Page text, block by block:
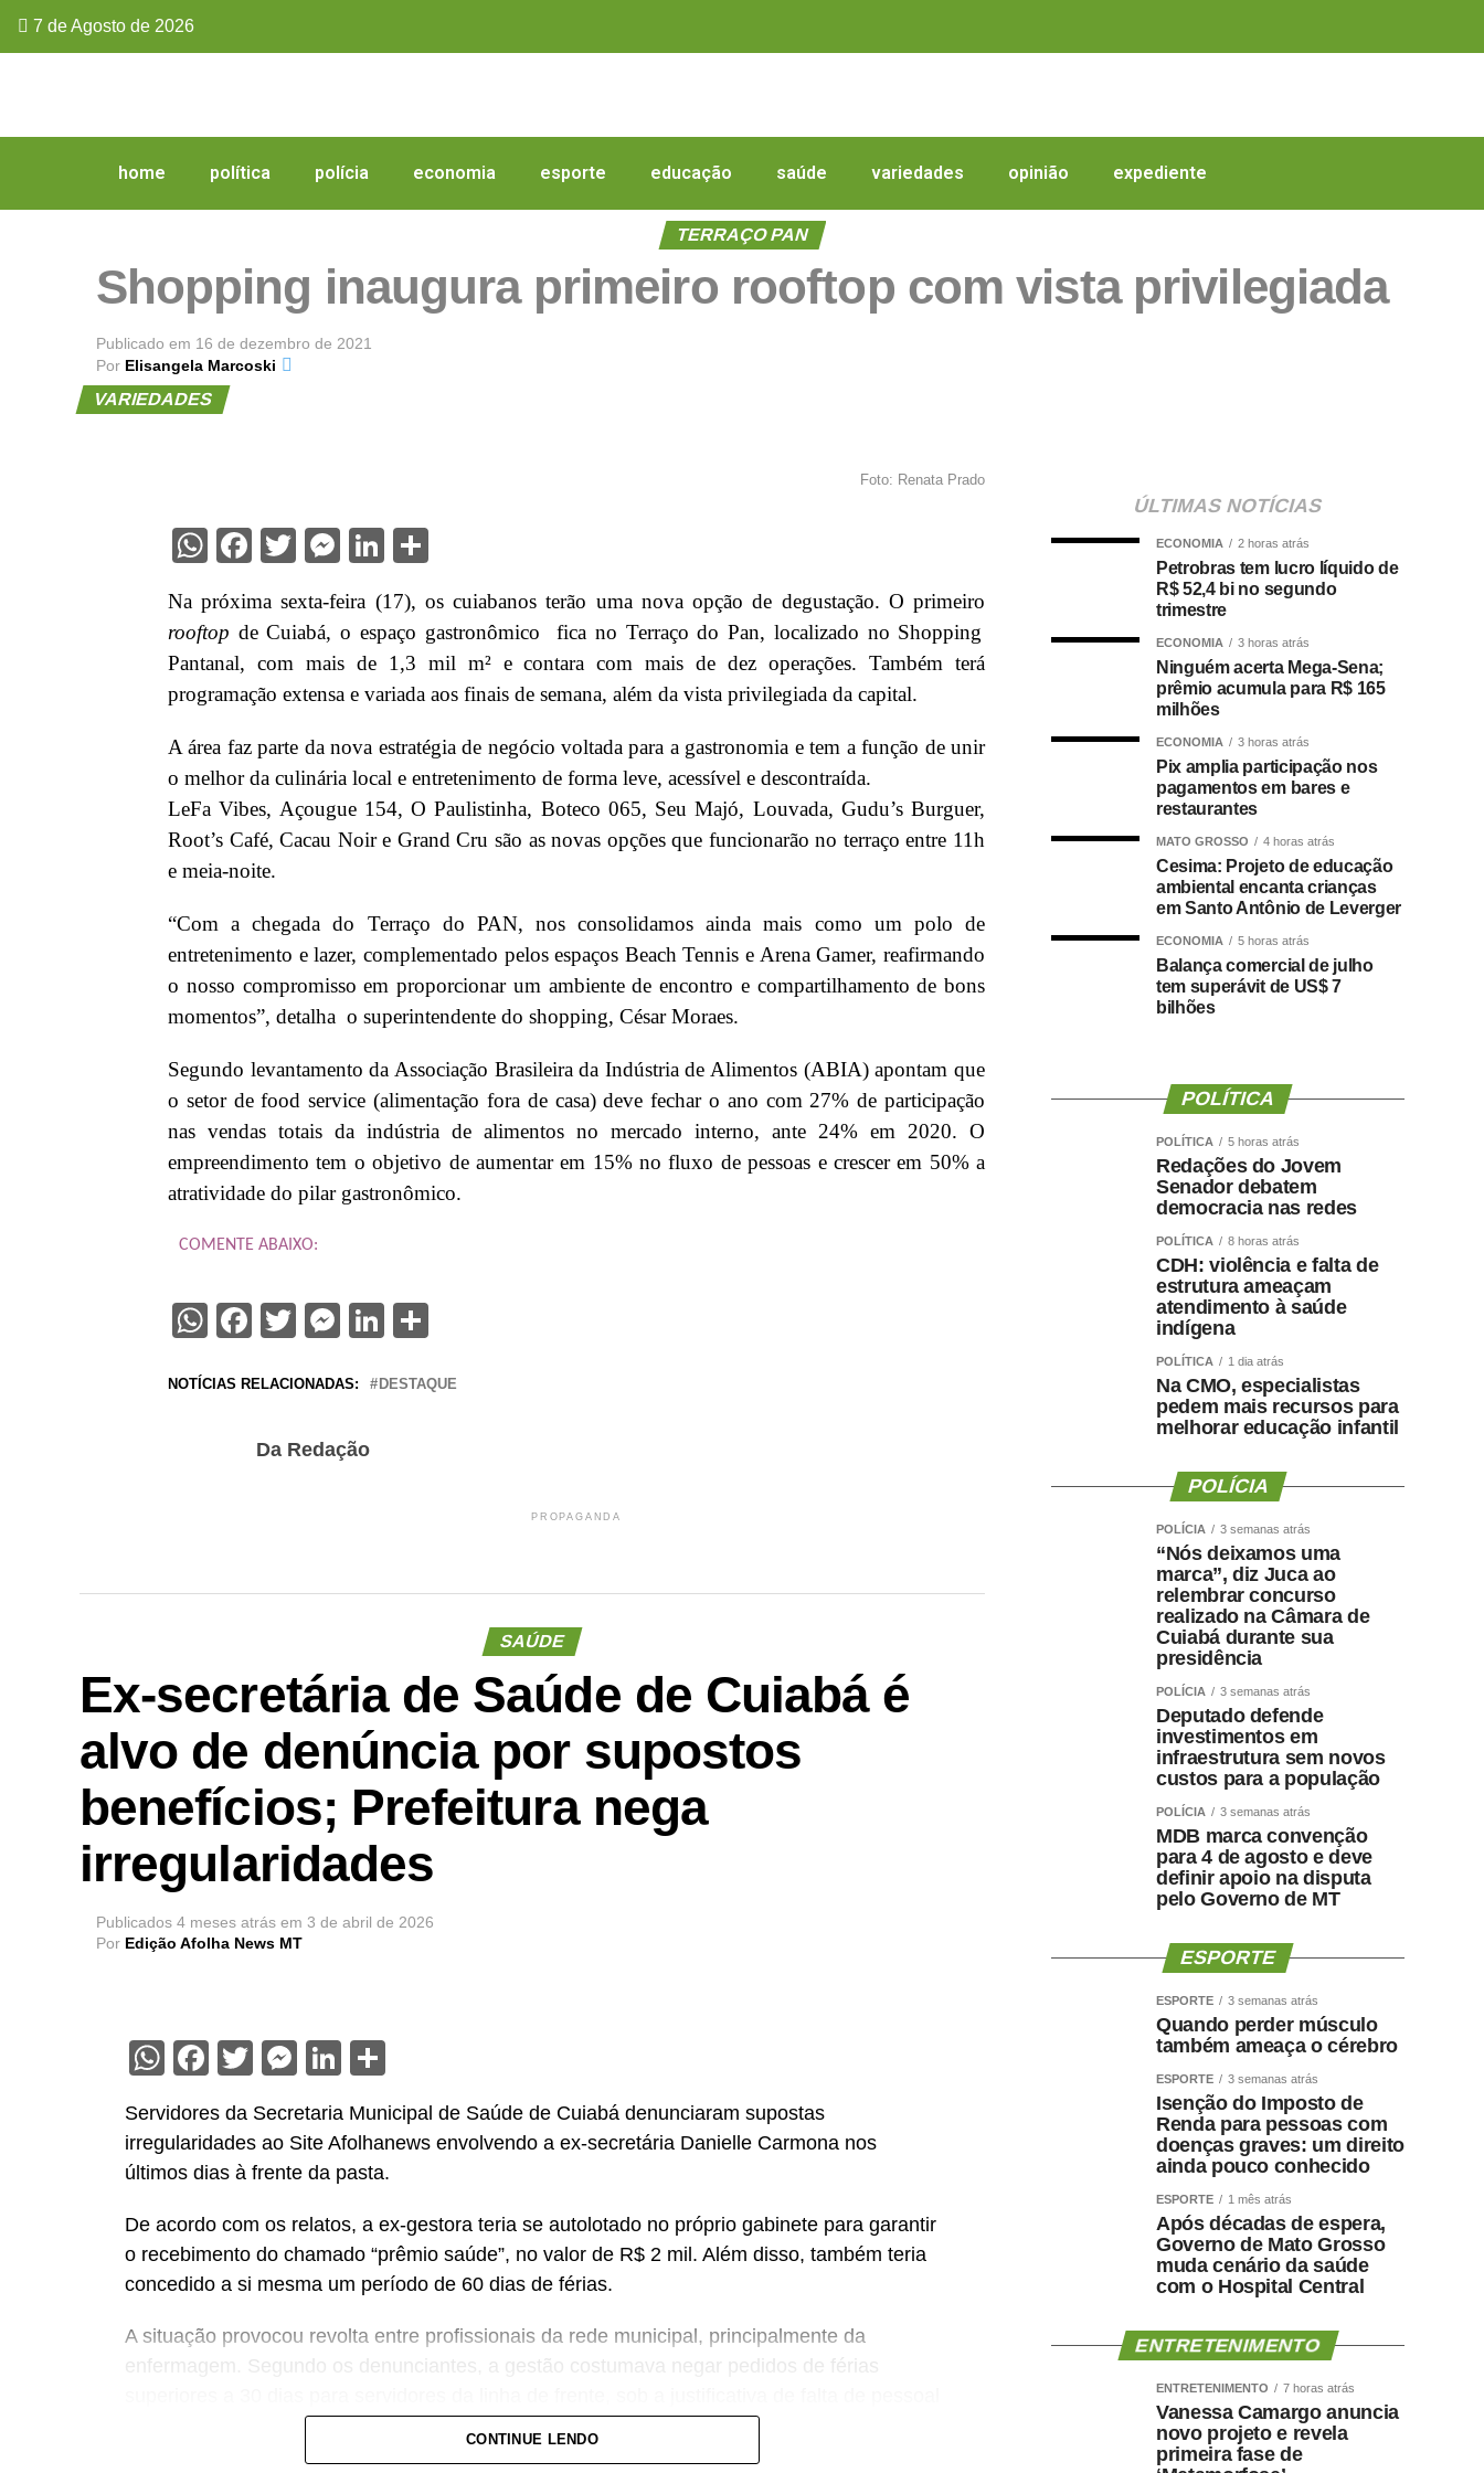
7 de Agosto de 2026
home política polícia economia esporte educação saúde variedades opinião expediente
TERRAÇO PAN
Shopping inaugura primeiro rooftop com vista privilegiada
Publicado em 16 de dezembro de 2021
Por Elisangela Marcoski
VARIEDADES
Foto: Renata Prado
WhatsApp
Facebook
Twitter
Messenger
LinkedIn
Na próxima sexta-feira (17), os cuiabanos terão uma nova opção de degustação. O primeiro
rooftop de Cuiabá, o espaço gastronômico fica no Terraço do Pan, localizado no Shopping
Pantanal, com mais de 1,3 mil m² e contara com mais de dez operações. Também terá
programação extensa e variada aos finais de semana, além da vista privilegiada da capital.
A área faz parte da nova estratégia de negócio voltada para a gastronomia e tem a função de unir
o melhor da culinária local e entretenimento de forma leve, acessível e descontraída.
LeFa Vibes, Açougue 154, O Paulistinha, Boteco 065, Seu Majó, Louvada, Gudu’s Burguer,
Root’s Café, Cacau Noir e Grand Cru são as novas opções que funcionarão no terraço entre 11h
e meia-noite.
“Com a chegada do Terraço do PAN, nos consolidamos ainda mais como um polo de
entretenimento e lazer, complementado pelos espaços Beach Tennis e Arena Gamer, reafirmando
o nosso compromisso em proporcionar um ambiente de encontro e compartilhamento de bons
momentos”, detalha o superintendente do shopping, César Moraes.
Segundo levantamento da Associação Brasileira da Indústria de Alimentos (ABIA) apontam que
o setor de food service (alimentação fora de casa) deve fechar o ano com 27% de participação
nas vendas totais da indústria de alimentos no mercado interno, ante 24% em 2020. O
empreendimento tem o objetivo de aumentar em 15% no fluxo de pessoas e crescer em 50% a
atratividade do pilar gastronômico.
COMENTE ABAIXO:
WhatsApp
Facebook
Twitter
Messenger
LinkedIn
NOTÍCIAS RELACIONADAS: DESTAQUE
Da Redação
PROPAGANDA
SAÚDE
Ex-secretária de Saúde de Cuiabá é
alvo de denúncia por supostos
benefícios; Prefeitura nega
irregularidades
Publicados 4 meses atrás em 3 de abril de 2026
Por Edição Afolha News MT
WhatsApp
Facebook
Twitter
Messenger
LinkedIn
Servidores da Secretaria Municipal de Saúde de Cuiabá denunciaram supostas
irregularidades ao Site Afolhanews envolvendo a ex-secretária Danielle Carmona nos
últimos dias à frente da pasta.
De acordo com os relatos, a ex-gestora teria se autolotado no próprio gabinete para garantir
o recebimento do chamado “prêmio saúde”, no valor de R$ 2 mil. Além disso, também teria
concedido a si mesma um período de 60 dias de férias.
A situação provocou revolta entre profissionais da rede municipal, principalmente da
enfermagem. Segundo os denunciantes, a gestão costumava negar pedidos de férias
nas unidades de saúde.
CONTINUE LENDO
ÚLTIMAS NOTÍCIAS
ECONOMIA 2 horas atrás
Petrobras tem lucro líquido de
R$ 52,4 bi no segundo
trimestre
ECONOMIA 3 horas atrás
Ninguém acerta Mega-Sena;
prêmio acumula para R$ 165
milhões
ECONOMIA 3 horas atrás
Pix amplia participação nos
pagamentos em bares e
restaurantes
MATO GROSSO 4 horas atrás
Cesima: Projeto de educação
ambiental encanta crianças
em Santo Antônio de Leverger
ECONOMIA 5 horas atrás
Balança comercial de julho
tem superávit de US$ 7
bilhões
POLÍTICA
POLÍTICA 5 horas atrás
Redações do Jovem
Senador debatem
democracia nas redes
POLÍTICA 8 horas atrás
CDH: violência e falta de
estrutura ameaçam
atendimento à saúde
indígena
POLÍTICA 1 dia atrás
Na CMO, especialistas
pedem mais recursos para
melhorar educação infantil
POLÍCIA
POLÍCIA 3 semanas atrás
“Nós deixamos uma
marca”, diz Juca ao
relembrar concurso
realizado na Câmara de
Cuiabá durante sua
presidência
POLÍCIA 3 semanas atrás
Deputado defende
investimentos em
infraestrutura sem novos
custos para a população
POLÍCIA 3 semanas atrás
MDB marca convenção
para 4 de agosto e deve
definir apoio na disputa
pelo Governo de MT
ESPORTE
ESPORTE 3 semanas atrás
Quando perder músculo
também ameaça o cérebro
ESPORTE 3 semanas atrás
Isenção do Imposto de
Renda para pessoas com
doenças graves: um direito
ainda pouco conhecido
ESPORTE 1 mês atrás
Após décadas de espera,
Governo de Mato Grosso
muda cenário da saúde
com o Hospital Central
ENTRETENIMENTO
ENTRETENIMENTO 7 horas atrás
Vanessa Camargo anuncia
novo projeto e revela
primeira fase de